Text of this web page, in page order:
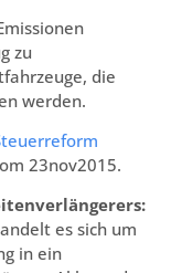
zu
die
werden.
23nov2015.
es sich um
in ein